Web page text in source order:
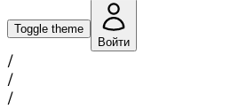
Toggle theme
Войти
/
/
/